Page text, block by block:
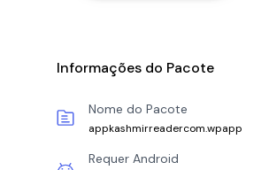
Informações do Pacote
Nome do Pacote
appkashmirreadercom.wpapp
Requer Android